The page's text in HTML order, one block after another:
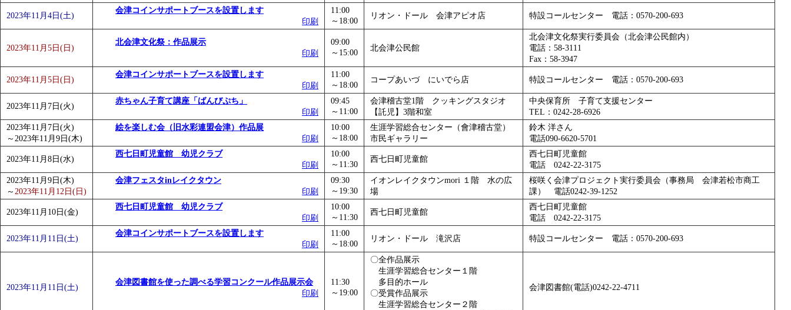
2023年11月4日(土)
会津コインサポートブースを設置します
印刷
11:00
～18:00
リオン・ドール 会津アピオ店 特設コールセンター 電話：0570-200-693
2023年11月5日(日)
北会津文化祭：作品展示
印刷
09:00
～15:00
北会津公民館
北会津文化祭実行委員会（北会津公民館内）
電話：58-3111
Fax：58-3947
2023年11月5日(日)
会津コインサポートブースを設置します
印刷
11:00
～18:00
コープあいづ にいでら店 特設コールセンター 電話：0570-200-693
2023年11月7日(火)
赤ちゃん子育て講座「ばんびぷち」
印刷
09:45
～11:00
会津稽古堂1階 クッキングスタジオ
【託児】3階和室
中央保育所 子育て支援センター
TEL：0242-28-6926
2023年11月7日(火)
～ 2023年11月9日(木)
絵を楽しむ会（旧水彩連盟会津）作品展
印刷
10:00
～18:00
生涯学習総合センター（會津稽古堂）
市民ギャラリー
鈴木 洋さん
電話090-6620-5701
2023年11月8日(水)
西七日町児童館 幼児クラブ
印刷
10:00
～11:30
西七日町児童館
西七日町児童館
電話 0242-22-3175
2023年11月9日(木)
～ 2023年11月12日(日)
会津フェスタinレイクタウン
印刷
09:30
～19:30
イオンレイクタウンmori １階 水の広
場
桜咲く会津プロジェクト実行委員会（事務局 会津若松市商工
課） 電話0242-39-1252
2023年11月10日(金)
西七日町児童館 幼児クラブ
印刷
10:00
～11:30
西七日町児童館
西七日町児童館
電話 0242-22-3175
2023年11月11日(土)
会津コインサポートブースを設置します
印刷
11:00
～18:00
リオン・ドール 滝沢店 特設コールセンター 電話：0570-200-693
2023年11月11日(土)
会津図書館を使った調べる学習コンクール作品展示会
印刷
11:30
～19:00
〇全作品展示
生涯学習総合センター１階
多目的ホール
〇受賞作品展示
生涯学習総合センター２階
会津図書館(電話)0242-22-4711